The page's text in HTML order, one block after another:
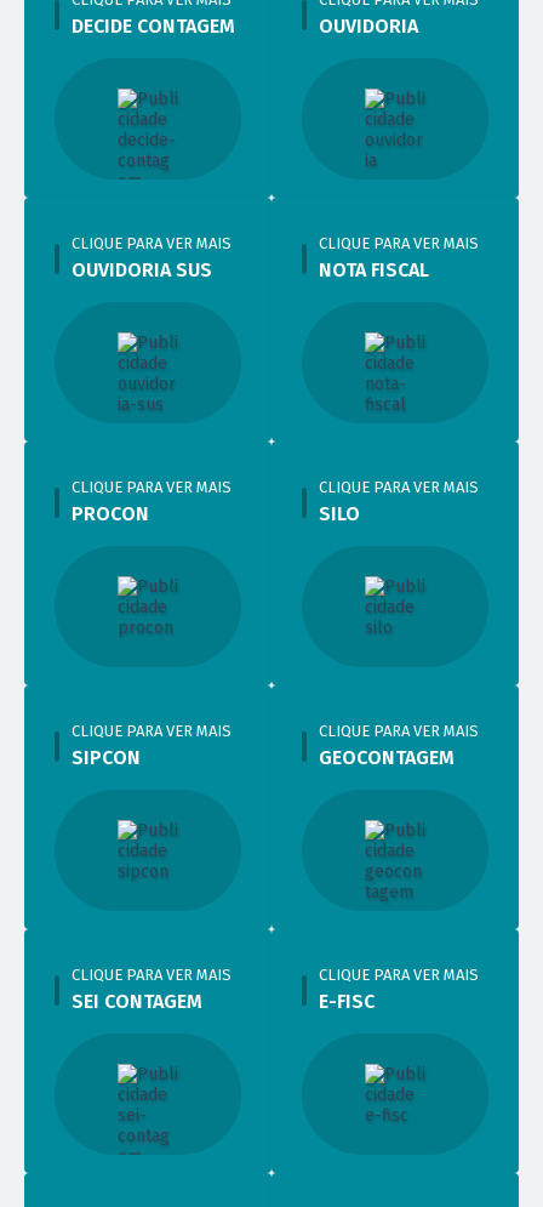
DECIDE CONTAGEM OUVIDORIA
OUVIDORIA SUS
CLIQUE PARA VER MAIS
NOTA FISCAL
CLIQUE PARA VER MAIS
PROCON
CLIQUE PARA VER MAIS
SILO
CLIQUE PARA VER MAIS
SIPCON
CLIQUE PARA VER MAIS
GEOCONTAGEM
CLIQUE PARA VER MAIS
SEI CONTAGEM
CLIQUE PARA VER MAIS
E-FISC
CLIQUE PARA VER MAIS